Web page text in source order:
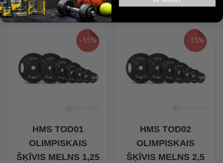
-35%
HMS TOD01
OLIMPISKAIS
ŠĶĪVIS MELNS 1,25
-35%
HMS TOD02
OLIMPISKAIS
ŠĶĪVIS MELNS 2,5